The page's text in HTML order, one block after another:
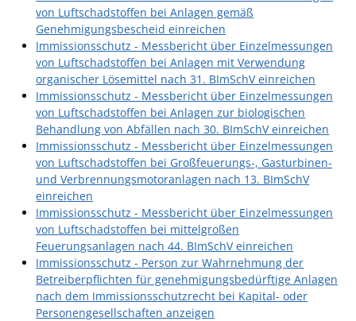
von Luftschadstoffen bei Anlagen gemäß
Genehmigungsbescheid einreichen
Immissionsschutz - Messbericht über Einzelmessungen
von Luftschadstoffen bei Anlagen mit Verwendung
organischer Lösemittel nach 31. BImSchV einreichen
Immissionsschutz - Messbericht über Einzelmessungen
von Luftschadstoffen bei Anlagen zur biologischen
Behandlung von Abfällen nach 30. BImSchV einreichen
Immissionsschutz - Messbericht über Einzelmessungen
von Luftschadstoffen bei Großfeuerungs-, Gasturbinen-
und Verbrennungsmotoranlagen nach 13. BImSchV
einreichen
Immissionsschutz - Messbericht über Einzelmessungen
von Luftschadstoffen bei mittelgroßen
Feuerungsanlagen nach 44. BImSchV einreichen
Immissionsschutz - Person zur Wahrnehmung der
Betreiberpflichten für genehmigungsbedürftige Anlagen
nach dem Immissionsschutzrecht bei Kapital- oder
Personengesellschaften anzeigen